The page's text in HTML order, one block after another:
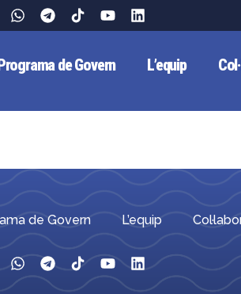
de Govern L’equip
de Govern L’equip